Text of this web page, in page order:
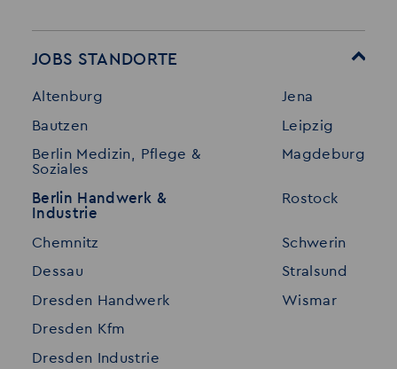
Für Bewerber
Stellenangebote
Initiativ bewerben
Merkzettel
Standorte
Referenzen
Interne Jobs
Datenschutz
Impressum
JOBS STANDORTE
Altenburg
Bautzen
Berlin Medizin, Pflege &
Soziales
Berlin Handwerk &
Industrie
Chemnitz
Dessau
Dresden Handwerk
Dresden Kfm
Dresden Industrie
Jena
Leipzig
Magdeburg
Rostock
Schwerin
Stralsund
Wismar